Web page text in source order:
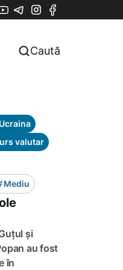
Caută
valutar
Mediu
și
au fost
în